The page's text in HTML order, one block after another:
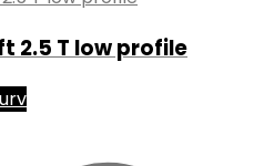
2.5 T low profile